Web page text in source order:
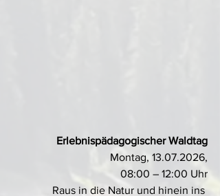
Erlebnispädagogischer Waldtag
Montag, 13.07.2026,
08:00 – 12:00 Uhr
Raus in die Natur und hinein ins